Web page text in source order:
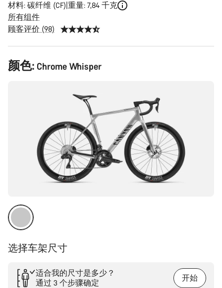
材料: 碳纤维 (CF) 重量: 7,84 千克
所有组件
顾客评价 (98)
产
品
颜色: Chrome Whisper
选择车架尺寸
适合我的尺寸是多少？
通过 3 个步骤确定
开始